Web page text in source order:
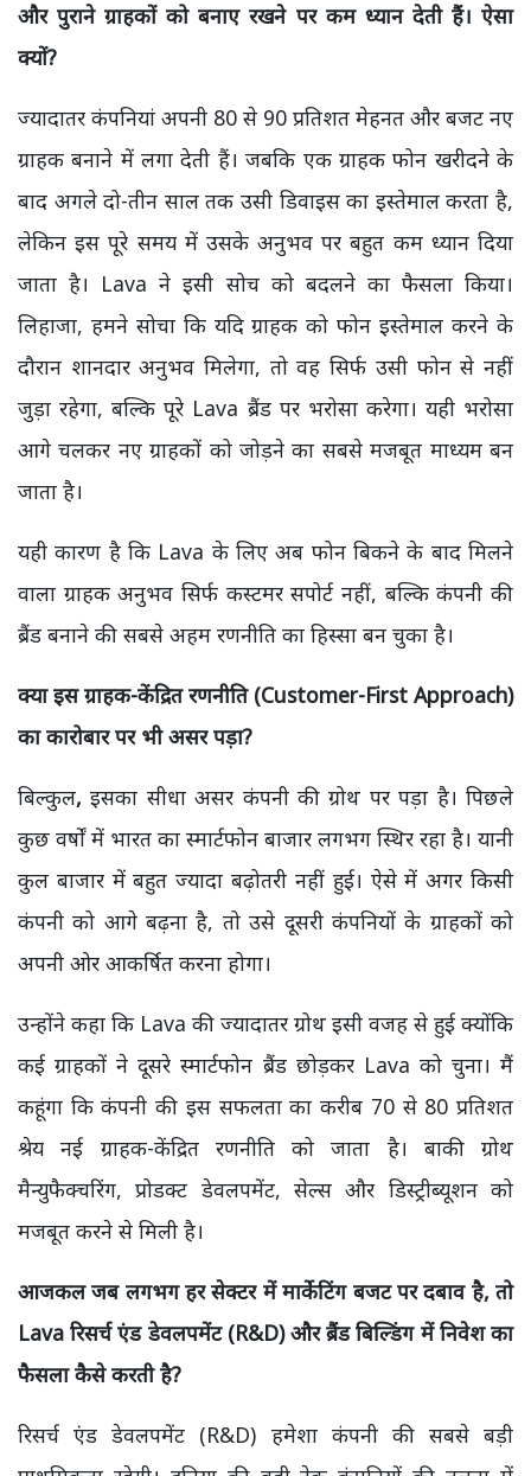
और पुराने ग्राहकों को बनाए रखने पर कम ध्यान देती हैं। ऐसा
क्यों?
ज्यादातर कंपनियां अपनी 80 से 90 प्रतिशत मेहनत और बजट नए
ग्राहक बनाने में लगा देती हैं।जबकि एक ग्राहक फोन खरीदने के
बाद अगले दो-तीन साल तक उसी डिवाइस का इस्तेमाल करता है,
लेकिन इस पूरे समय में उसके अनुभव पर बहुत कम ध्यान दिया
जाता है। Lava ने इसी सोच को बदलने का फैसला किया।
लिहाजा, हमने सोचा कि यदि ग्राहक को फोन इस्तेमाल करने के
दौरान शानदार अनुभव मिलेगा, तो वह सिर्फ उसी फोन से नहीं
जुड़ा रहेगा, बल्कि पूरे Lava ब्रैंड पर भरोसा करेगा। यही भरोसा
आगे चलकर नए ग्राहकों को जोड़ने का सबसे मजबूत माध्यम बन
जाता है।
यही कारण है कि Lava के लिए अब फोन बिकने के बाद मिलने
वाला ग्राहक अनुभव सिर्फ कस्टमर सपोर्ट नहीं, बल्कि कंपनी की
ब्रैंड बनाने की सबसे अहम रणनीति का हिस्सा बन चुका है।
क्या इस ग्राहक-केंद्रित रणनीति (Customer-First Approach)
का कारोबार पर भी असर पड़ा?
बिल्कुल,इसका सीधा असर कंपनी की ग्रोथ पर पड़ा है। पिछले
कुछ वर्षों में भारत का स्मार्टफोन बाजार लगभग स्थिर रहा है। यानी
कुल बाजार में बहुत ज्यादा बढ़ोतरी नहीं हुई। ऐसे में अगर किसी
कंपनी को आगे बढ़ना है, तो उसे दूसरी कंपनियों के ग्राहकों को
अपनी ओर आकर्षित करना होगा।
उन्होंने कहा कि Lava की ज्यादातर ग्रोथ इसी वजह से हुई क्योंकि
कई ग्राहकों ने दूसरे स्मार्टफोन ब्रैंड छोड़कर Lava को चुना। मैं
कहूंगा कि कंपनी की इस सफलता का करीब 70 से 80 प्रतिशत
श्रेय नई ग्राहक-केंद्रित रणनीति को जाता है। बाकी ग्रोथ
मैन्युफैक्चरिंग, प्रोडक्ट डेवलपमेंट, सेल्स और डिस्ट्रीब्यूशन को
मजबूत करने से मिली है।
आजकल जब लगभग हर सेक्टर में मार्केटिंग बजट पर दबाव है, तो
Lava रिसर्च एंड डेवलपमेंट (R&D) और ब्रैंड बिल्डिंग में निवेश का
फैसला कैसे करती है?
रिसर्च एंड डेवलपमेंट (R&D) हमेशा कंपनी की सबसे बड़ी